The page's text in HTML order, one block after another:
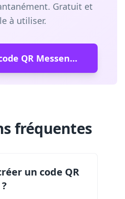
Gratuit et
à utiliser.
Générer le code QR Messenger
fréquentes
un code QR